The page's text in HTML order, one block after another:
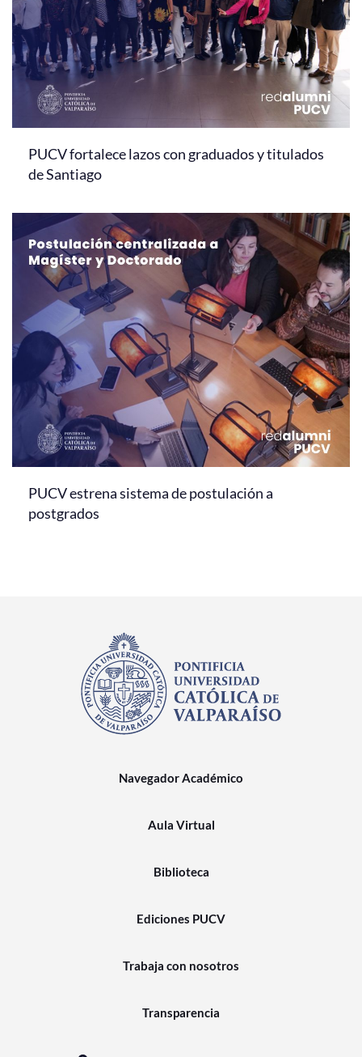
PUCV fortalece lazos con graduados y titulados
de Santiago
PUCV estrena sistema de postulación a
postgrados
Navegador Académico
Aula Virtual
Biblioteca
Ediciones PUCV
Trabaja con nosotros
Transparencia